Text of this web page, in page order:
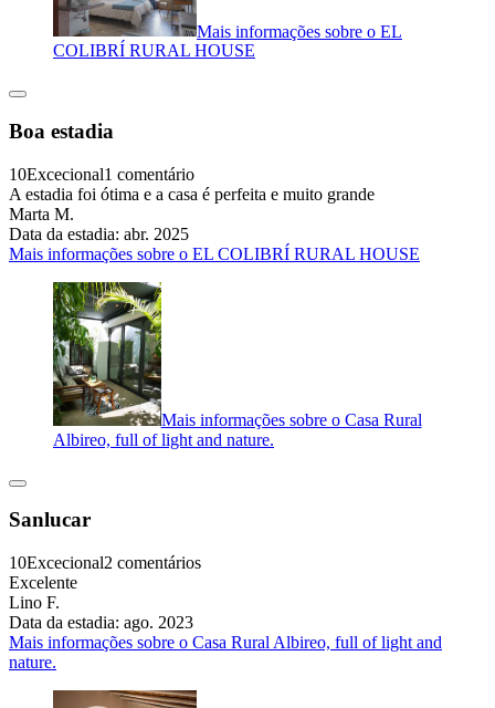
Mais informações sobre o EL
COLIBRÍ RURAL HOUSE
Boa estadia
10Excecional1 comentário
A estadia foi ótima e a casa é perfeita e muito grande
Marta M.
Data da estadia: abr. 2025
Mais informações sobre o EL COLIBRÍ RURAL HOUSE
Mais informações sobre o Casa Rural
Albireo, full of light and nature.
Sanlucar
10Excecional2 comentários
Excelente
Lino F.
Data da estadia: ago. 2023
Mais informações sobre o Casa Rural Albireo, full of light and
nature.